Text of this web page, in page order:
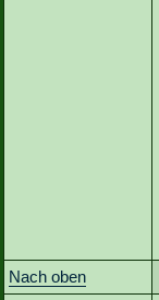
Nach oben